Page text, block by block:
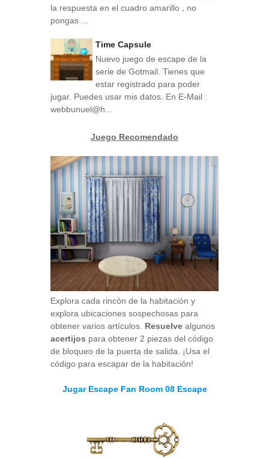
la respuesta en el cuadro amarillo , no
pongas ...
Time Capsule
Nuevo juego de escape de la
serie de Gotmail. Tienes que
estar registrado para poder
jugar. Puedes usar mis datos. En E-Mail :
webbunuel@h...
Juego Recomendado
Explora cada rincón de la habitación y
explora ubicaciones sospechosas para
obtener varios artículos. Resuelve algunos
acertijos para obtener 2 piezas del código
de bloqueo de la puerta de salida. ¡Usa el
código para escapar de la habitación!
Jugar Escape Fan Room 08 Escape